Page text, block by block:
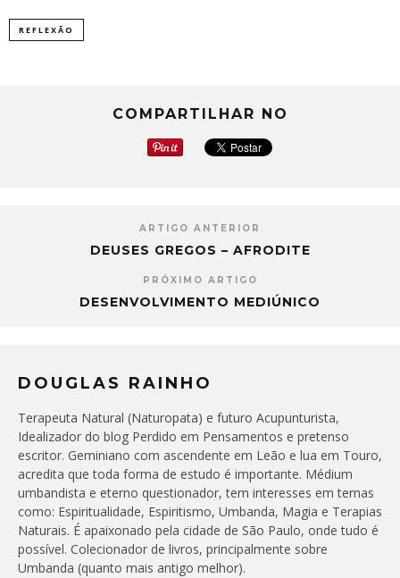
REFLEXÃO
COMPARTILHAR NO
ARTIGO ANTERIOR
DEUSES GREGOS – AFRODITE
PRÓXIMO ARTIGO
DESENVOLVIMENTO MEDIÚNICO
DOUGLAS RAINHO
Terapeuta Natural (Naturopata) e futuro Acupunturista,
Idealizador do blog Perdido em Pensamentos e pretenso
escritor. Geminiano com ascendente em Leão e lua em Touro,
acredita que toda forma de estudo é importante. Médium
umbandista e eterno questionador, tem interesses em temas
como: Espiritualidade, Espiritismo, Umbanda, Magia e Terapias
Naturais. É apaixonado pela cidade de São Paulo, onde tudo é
possível. Colecionador de livros, principalmente sobre
Umbanda (quanto mais antigo melhor).